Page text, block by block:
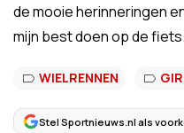
de mooie herinneringen
mijn best doen op de
WIELRENNEN
Stel Sportnieuws.nl als